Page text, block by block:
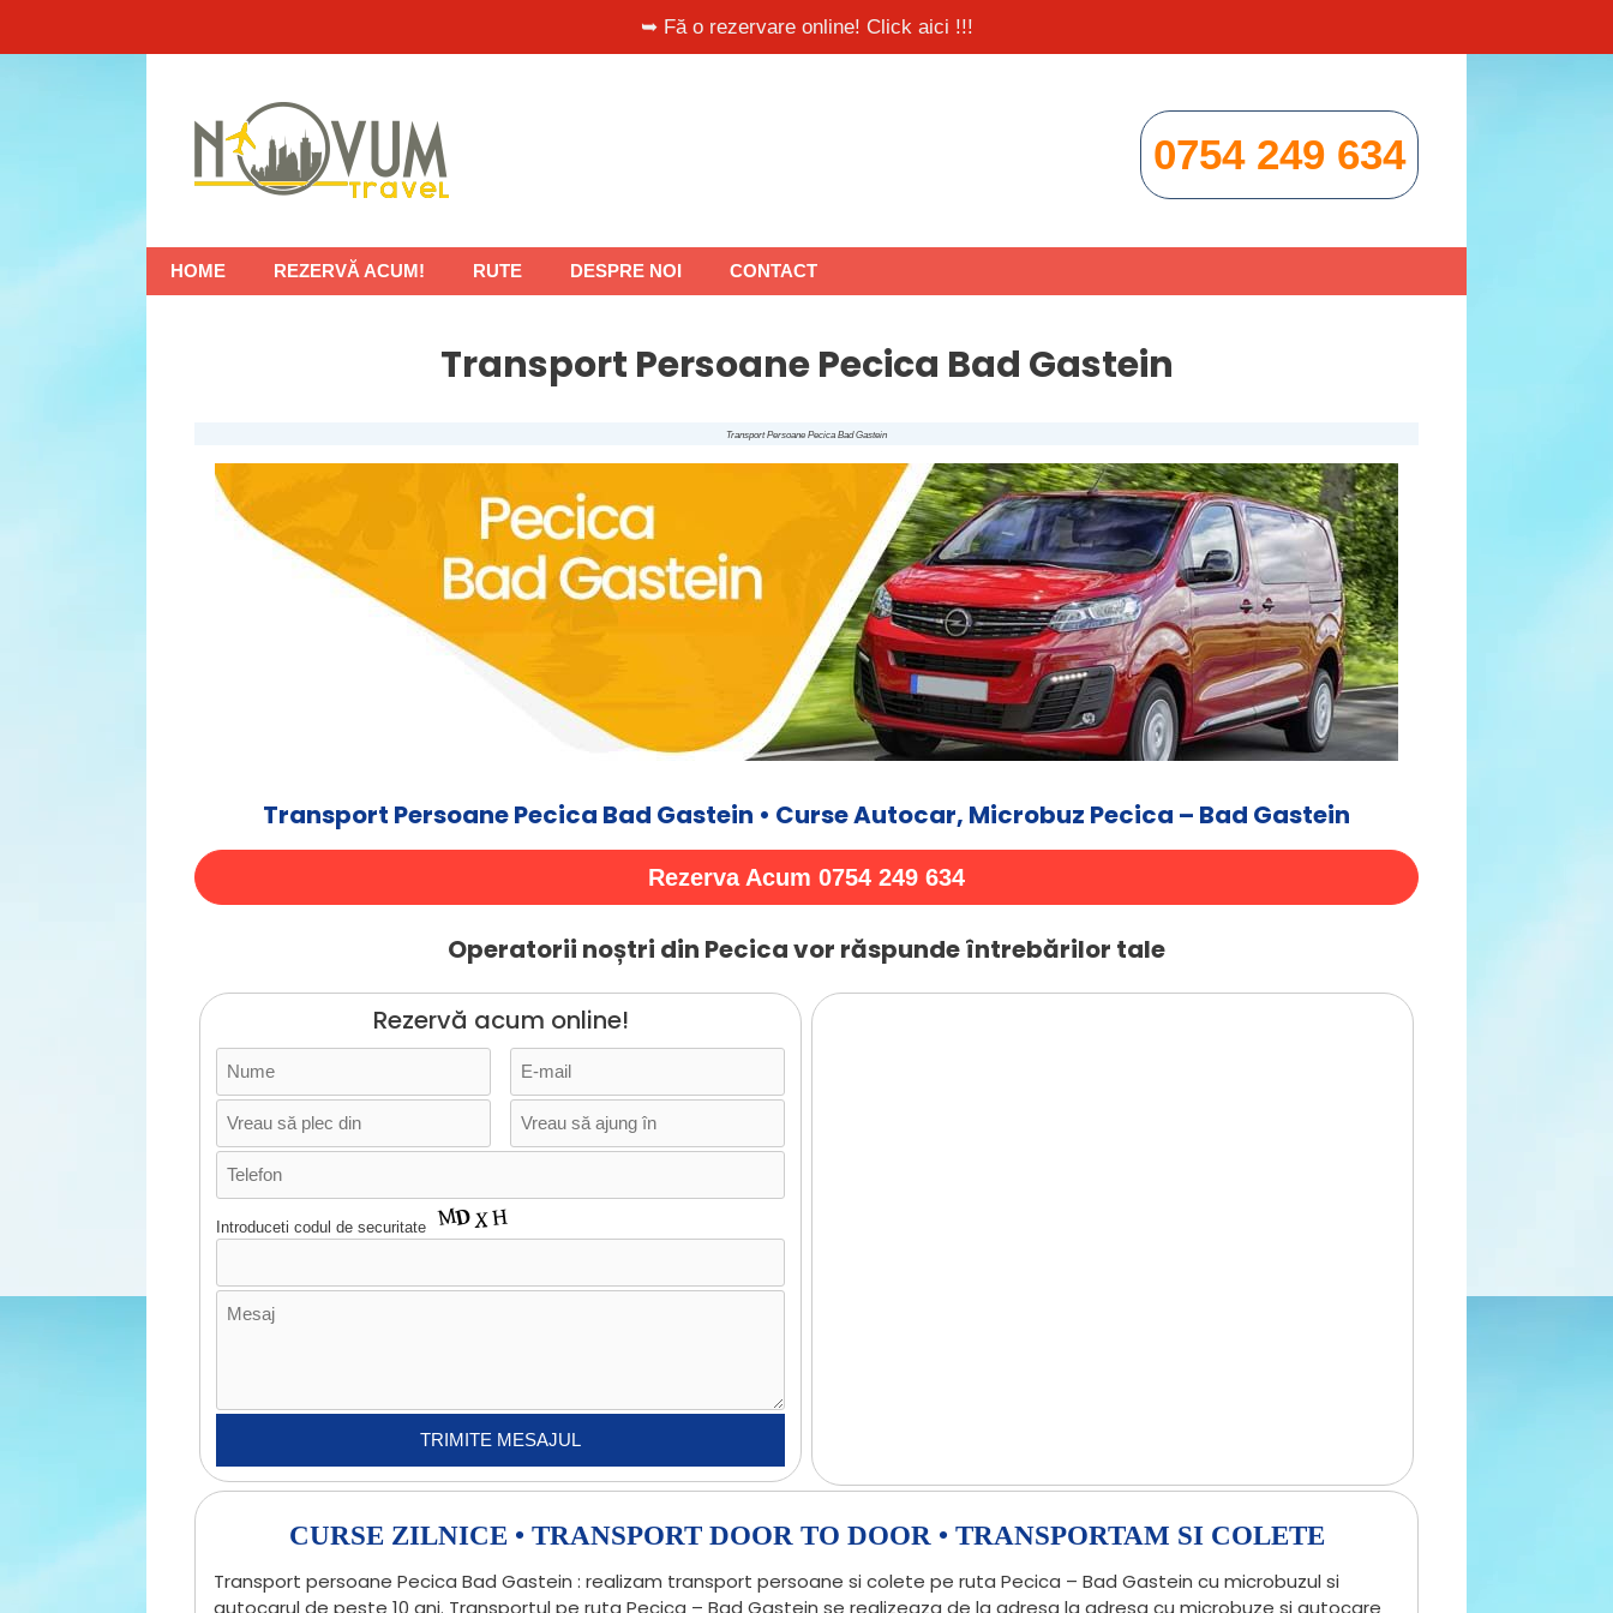
➥ Fă o rezervare online! Click aici !!!
0754 249 634
HOME REZERVĂ ACUM! RUTE DESPRE NOI CONTACT
Transport Persoane Pecica Bad Gastein
Transport Persoane Pecica Bad Gastein
Transport Persoane Pecica Bad Gastein • Curse Autocar, Microbuz Pecica – Bad Gastein
Rezerva Acum 0754 249 634
Operatorii noștri din Pecica vor răspunde întrebărilor tale
Rezervă acum online!
Introduceti codul de securitate
CURSE ZILNICE • TRANSPORT DOOR TO DOOR • TRANSPORTAM SI COLETE
Transport persoane Pecica Bad Gastein : realizam transport persoane si colete pe ruta Pecica – Bad Gastein cu microbuzul si
autocarul de peste 10 ani. Transportul pe ruta Pecica – Bad Gastein se realizeaza de la adresa la adresa cu microbuze si autocare